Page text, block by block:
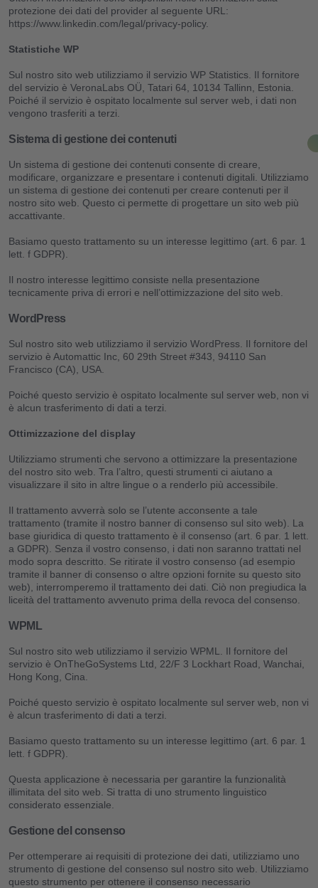
Costi
Scarica l’app
Aiuto
Contatti
protezione dei dati del provider al seguente URL:
https://www.linkedin.com/legal/privacy-policy.
Statistiche WP
Sul nostro sito web utilizziamo il servizio WP Statistics. Il fornitore
del servizio è VeronaLabs OÜ, Tatari 64, 10134 Tallinn, Estonia.
Poiché il servizio è ospitato localmente sul server web, i dati non
vengono trasferiti a terzi.
Sistema di gestione dei contenuti
Un sistema di gestione dei contenuti consente di creare,
modificare, organizzare e presentare i contenuti digitali. Utilizziamo
un sistema di gestione dei contenuti per creare contenuti per il
nostro sito web. Questo ci permette di progettare un sito web più
accattivante.
Basiamo questo trattamento su un interesse legittimo (art. 6 par. 1
lett. f GDPR).
Il nostro interesse legittimo consiste nella presentazione
tecnicamente priva di errori e nell’ottimizzazione del sito web.
WordPress
Sul nostro sito web utilizziamo il servizio WordPress. Il fornitore del
servizio è Automattic Inc, 60 29th Street #343, 94110 San
Francisco (CA), USA.
Poiché questo servizio è ospitato localmente sul server web, non vi
è alcun trasferimento di dati a terzi.
Ottimizzazione del display
Utilizziamo strumenti che servono a ottimizzare la presentazione
del nostro sito web. Tra l’altro, questi strumenti ci aiutano a
visualizzare il sito in altre lingue o a renderlo più accessibile.
Il trattamento avverrà solo se l’utente acconsente a tale
trattamento (tramite il nostro banner di consenso sul sito web). La
base giuridica di questo trattamento è il consenso (art. 6 par. 1 lett.
a GDPR). Senza il vostro consenso, i dati non saranno trattati nel
modo sopra descritto. Se ritirate il vostro consenso (ad esempio
tramite il banner di consenso o altre opzioni fornite su questo sito
web), interromperemo il trattamento dei dati. Ciò non pregiudica la
liceità del trattamento avvenuto prima della revoca del consenso.
WPML
Sul nostro sito web utilizziamo il servizio WPML. Il fornitore del
servizio è OnTheGoSystems Ltd, 22/F 3 Lockhart Road, Wanchai,
Hong Kong, Cina.
Poiché questo servizio è ospitato localmente sul server web, non vi
è alcun trasferimento di dati a terzi.
Basiamo questo trattamento su un interesse legittimo (art. 6 par. 1
lett. f GDPR).
Questa applicazione è necessaria per garantire la funzionalità
illimitata del sito web. Si tratta di uno strumento linguistico
considerato essenziale.
Gestione del consenso
Per ottemperare ai requisiti di protezione dei dati, utilizziamo uno
strumento di gestione del consenso sul nostro sito web. Utilizziamo
questo strumento per ottenere il consenso necessario